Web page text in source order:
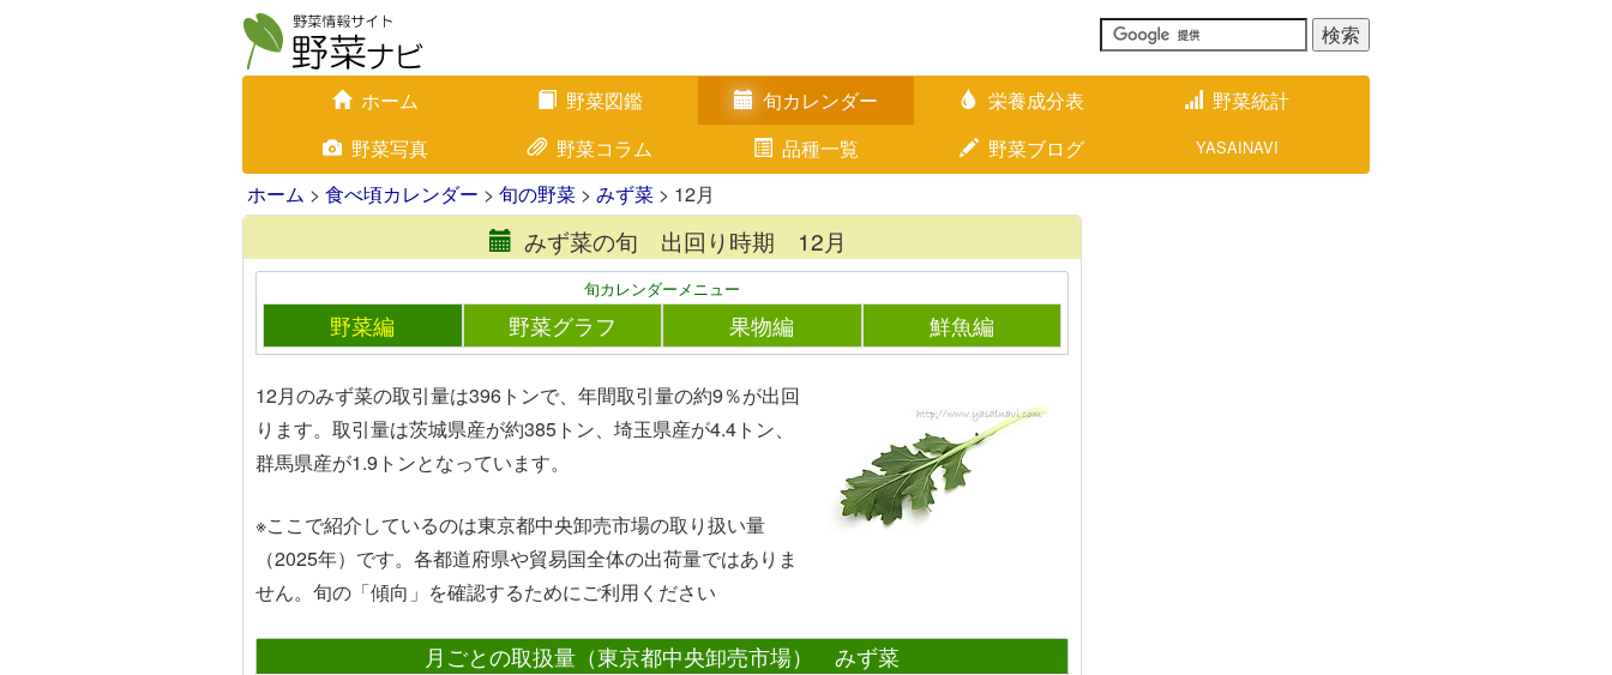
ホーム 野菜図鑑 旬カレンダー 栄養成分表
野菜統計
野菜写真
野菜コラム 品種一覧 野菜ブログ YASAINAVI
ホーム > 食べ頃カレンダー > 旬の野菜 > みず菜 > 12月
みず菜の旬 出回り時期 12月
旬カレンダーメニュー
野菜編 野菜グラフ 果物編 鮮魚編
12月のみず菜の取引量は396トンで、年間取引量の約9％が出回
ります。取引量は茨城県産が約385トン、埼玉県産が4.4トン、
群馬県産が1.9トンとなっています。
※ここで紹介しているのは東京都中央卸売市場の取り扱い量
（2025年）です。各都道府県や貿易国全体の出荷量ではありま
せん。旬の「傾向」を確認するためにご利用ください
月ごとの取扱量（東京都中央卸売市場） みず菜